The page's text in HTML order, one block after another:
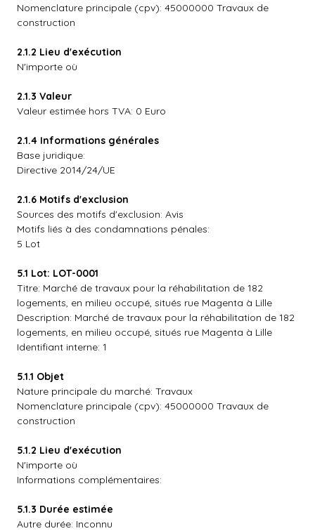
Nomenclature principale (cpv): 45000000 Travaux de
construction
2.1.2 Lieu d'exécution
N'importe où
2.1.3 Valeur
Valeur estimée hors TVA: 0 Euro
2.1.4 Informations générales
Base juridique:
Directive 2014/24/UE
2.1.6 Motifs d'exclusion
Sources des motifs d'exclusion: Avis
Motifs liés à des condamnations pénales:
5 Lot
5.1 Lot: LOT-0001
Titre: Marché de travaux pour la réhabilitation de 182
logements, en milieu occupé, situés rue Magenta à Lille
Description: Marché de travaux pour la réhabilitation de 182
logements, en milieu occupé, situés rue Magenta à Lille
Identifiant interne: 1
5.1.1 Objet
Nature principale du marché: Travaux
Nomenclature principale (cpv): 45000000 Travaux de
construction
5.1.2 Lieu d'exécution
N'importe où
Informations complémentaires:
5.1.3 Durée estimée
Autre durée: Inconnu